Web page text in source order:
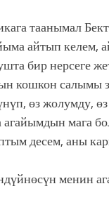
таанымал
айтып келем,
бир нерсеге
кошкон салымы
өз жолумду,
агайымдын мага
десем, аны
менин